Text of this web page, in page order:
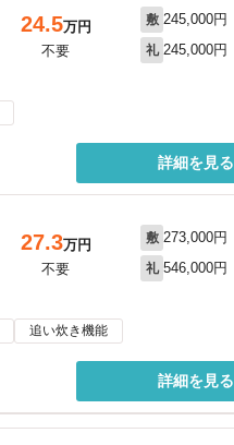
24.5万円
不要
敷 245,000円
礼 245,000円
詳細を見る
27.3万円
不要
敷 273,000円
礼 546,000円
追い炊き機能
詳細を見る